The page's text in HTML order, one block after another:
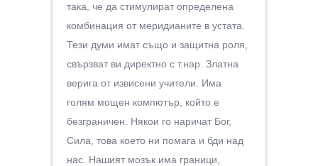
така, че да стимулират определена
комбинация от меридианите в устата.
Тези думи имат също и защитна роля,
свързват ви директно с т.нар. Златна
верига от извисени учители. Има
голям мощен компютър, който е
безграничен. Някои го наричат Бог,
Сила, това което ни помага и бди над
нас. Нашият мозък има граници,